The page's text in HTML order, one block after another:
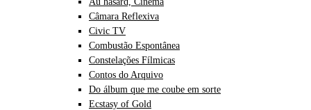
Câmara Reflexiva
Civic TV
Combustão Espontânea
Constelações Fílmicas
Contos do Arquivo
Do álbum que me coube em sorte
Ecstasy of Gold